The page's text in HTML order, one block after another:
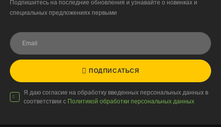
Стоимость доставки до вашего города зависит от тарифов ТК,
расстояния, веса и объёма груза.
компанией.
живые комнатные растения, цветы, удобрения и
грунты.
Подпишитесь на последние обновления и узнавайте о новинках и
специальных предложениях первыми
ПОДПИСАТЬСЯ
Я даю согласие на обработку введенных персональных данных в
соответствии с Политикой обработки персональных данных